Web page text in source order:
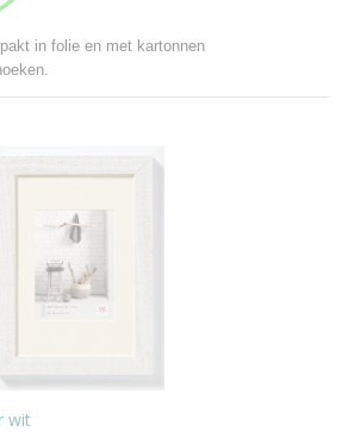
in folie en met kartonnen
wit